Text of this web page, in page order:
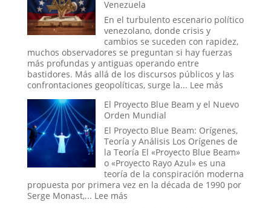
Infinito
y
el
Ciclo
Eterno
de
la
Venezuela
En el turbulento escenario político
venezolano, donde crisis y
cambios se suceden con rapidez,
muchos observadores se preguntan si hay fuerzas
más profundas y antiguas operando entre
bastidores. Más allá de los discursos públicos y las
confrontaciones geopolíticas, surge la... Lee más:
Mano
Masonería
y
Simbolismo
Esotérico
en
los
El Proyecto Blue Beam y el Nuevo
Orden Mundial
El Proyecto Blue Beam: Orígenes,
Teoría y Análisis Los Orígenes de
la Teoría El «Proyecto Blue Beam»
o «Proyecto Rayo Azul» es una
teoría de la conspiración moderna
propuesta por primera vez en la década de 1990 por
Serge Monast,... Lee más: